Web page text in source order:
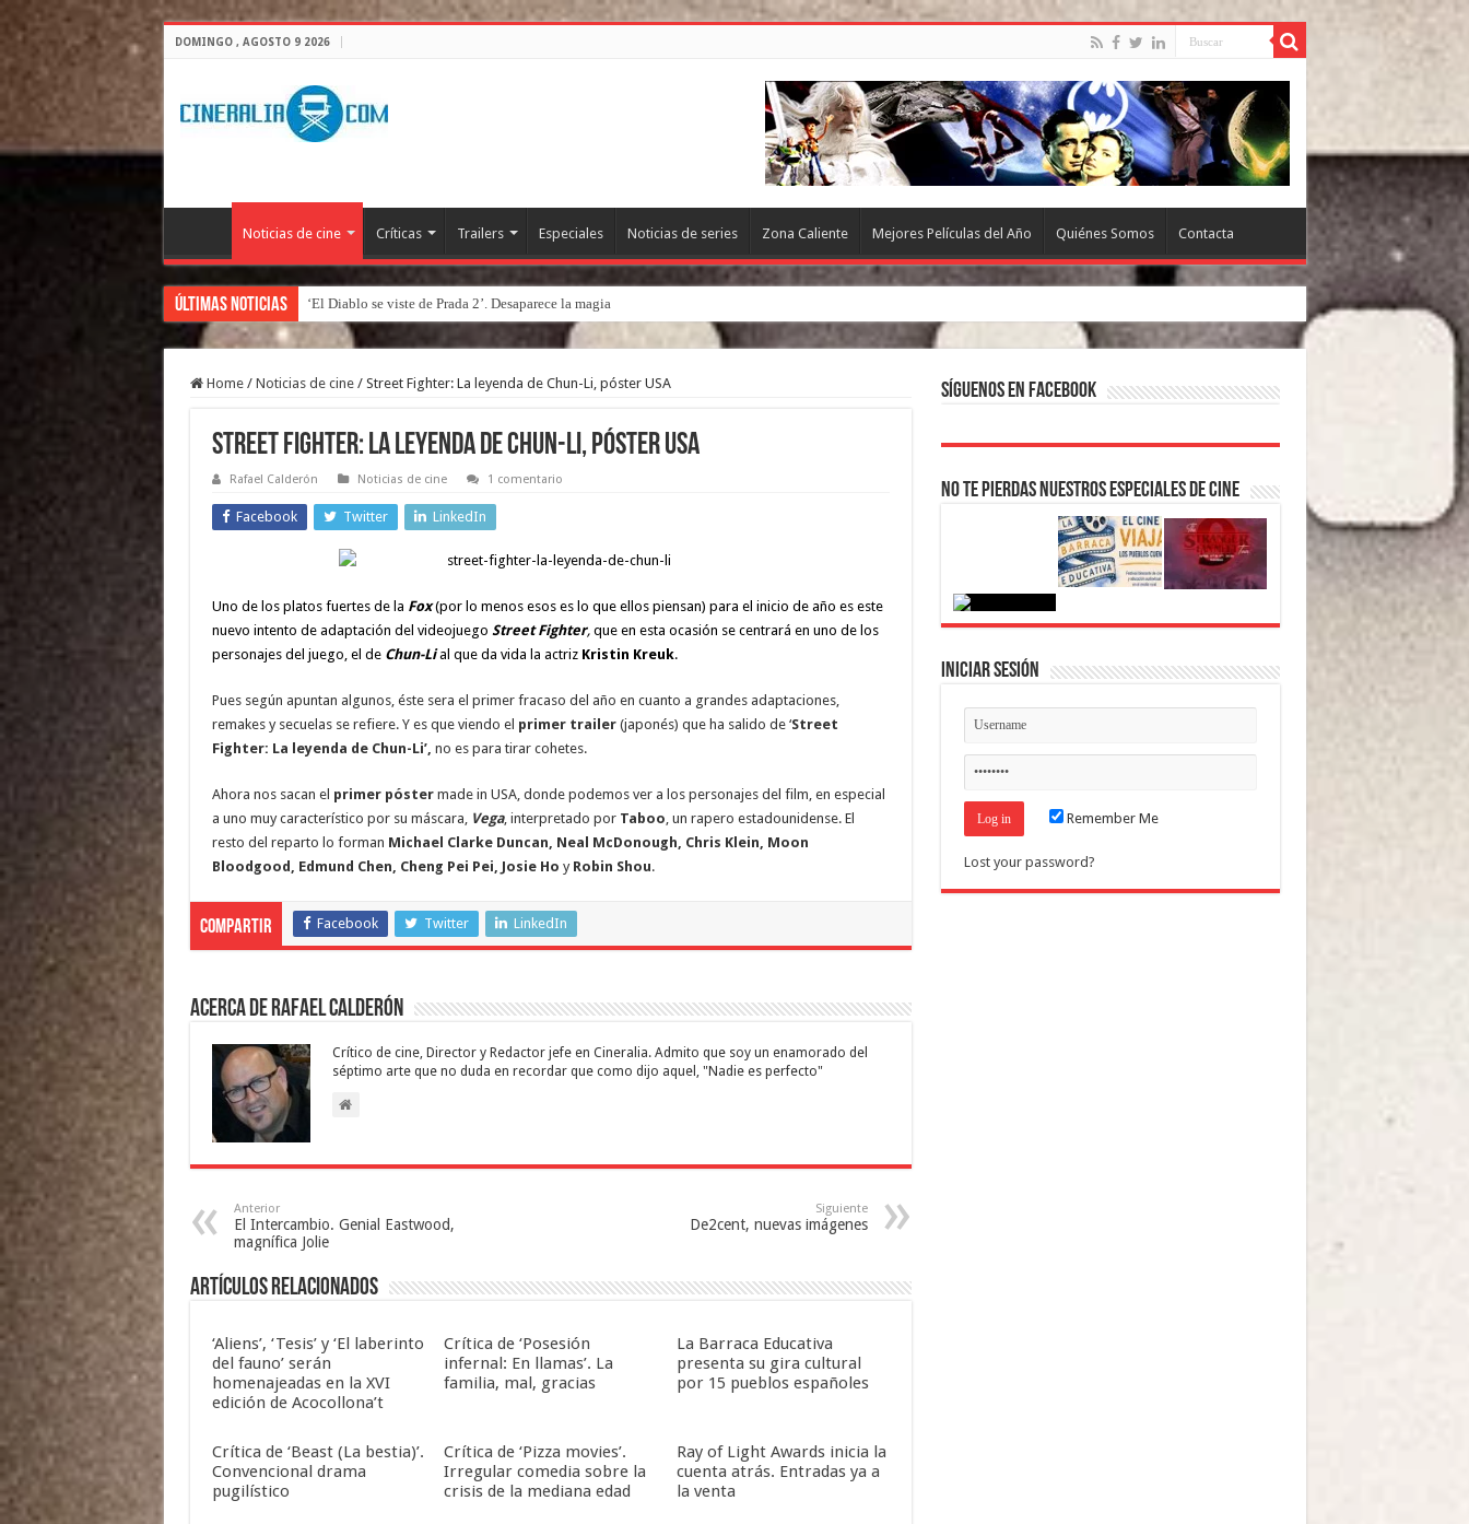
DOMINGO , AGOSTO 9 2026
Noticias de cine Críticas Trailers Especiales Noticias de series Zona Caliente Mejores Películas del Año Quiénes Somos Contacta
Últimas Noticias ‘El Diablo se viste de Prada 2’. Desaparece la magia
Home / Noticias de cine / Street Fighter: La leyenda de Chun-Li, póster USA
Street Fighter: La leyenda de Chun-Li, póster USA
Rafael Calderón Noticias de cine 1 comentario
Facebook Twitter LinkedIn
Uno de los platos fuertes de la Fox (por lo menos esos es lo que ellos piensan) para el inicio de año es este
nuevo intento de adaptación del videojuego Street Fighter,que en esta ocasión se centrará en uno de los
personajes del juego, el de Chun-Lial que da vida la actriz Kristin Kreuk.
Pues según apuntan algunos, éste sera el primer fracaso del año en cuanto a grandes adaptaciones,
remakes y secuelas se refiere. Y es que viendo el primer trailer(japonés) que ha salido de ‘Street
Fighter: La leyenda de Chun-Li’, no es para tirar cohetes.
Ahora nos sacan el primer póstermade in USA, donde podemos ver a los personajes del film, en especial
a uno muy característico por su máscara, Vega, interpretado por Taboo, un rapero estadounidense. El
resto del reparto lo forman Michael Clarke Duncan, Neal McDonough, Chris Klein, Moon
Bloodgood, Edmund Chen, Cheng Pei Pei, Josie Ho y Robin Shou.
Compartir Facebook Twitter LinkedIn
Acerca de Rafael Calderón
Crítico de cine, Director y Redactor jefe en Cineralia. Admito que soy un enamorado del
séptimo arte que no duda en recordar que como dijo aquel, "Nadie es perfecto"
Anterior
El Intercambio. Genial Eastwood,
magnífica Jolie
Siguiente
De2cent, nuevas imágenes
Artículos relacionados
‘Aliens’, ‘Tesis’ y ‘El laberinto
del fauno’ serán
homenajeadas en la XVI
edición de Acocollona’t
Crítica de ‘Posesión
infernal: En llamas’. La
familia, mal, gracias
La Barraca Educativa
presenta su gira cultural
por 15 pueblos españoles
Crítica de ‘Beast (La bestia)’.
Convencional drama
pugilístico
Crítica de ‘Pizza movies’.
Irregular comedia sobre la
crisis de la mediana edad
Ray of Light Awards inicia la
cuenta atrás. Entradas ya a
la venta
Síguenos en Facebook
No te pierdas nuestros Especiales de Cine
Iniciar Sesión
Remember Me
Lost your password?